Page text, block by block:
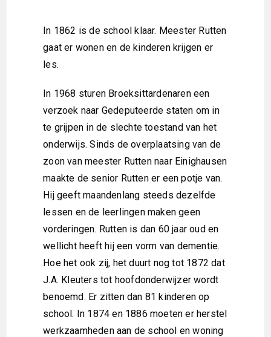
In 1862 is de school klaar. Meester Rutten
gaat er wonen en de kinderen krijgen er
les.
In 1968 sturen Broeksittardenaren een
verzoek naar Gedeputeerde staten om in
te grijpen in de slechte toestand van het
onderwijs. Sinds de overplaatsing van de
zoon van meester Rutten naar Einighausen
maakte de senior Rutten er een potje van.
Hij geeft maandenlang steeds dezelfde
lessen en de leerlingen maken geen
vorderingen. Rutten is dan 60 jaar oud en
wellicht heeft hij een vorm van dementie.
Hoe het ook zij, het duurt nog tot 1872 dat
J.A. Kleuters tot hoofdonderwijzer wordt
benoemd. Er zitten dan 81 kinderen op
school. In 1874 en 1886 moeten er herstel
werkzaamheden aan de school en woning